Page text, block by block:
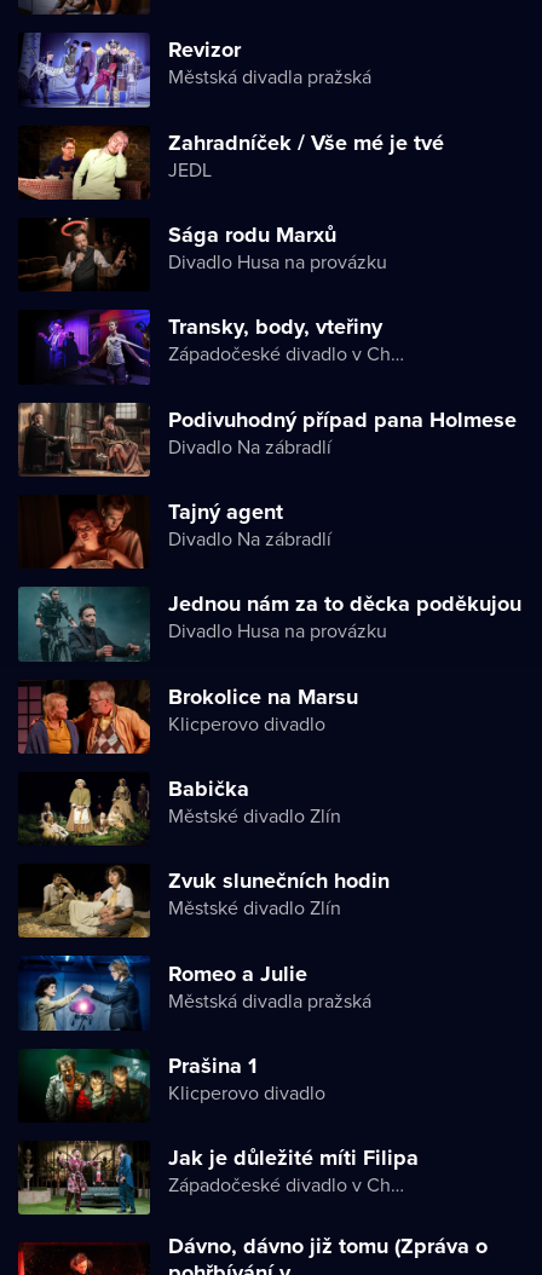
Revizor
Městská divadla pražská
Zahradníček / Vše mé je tvé
JEDL
Sága rodu Marxů
Divadlo Husa na provázku
Transky, body, vteřiny
Západočeské divadlo v Chebu
Podivuhodný případ pana Holmese
Divadlo Na zábradlí
Tajný agent
Divadlo Na zábradlí
Jednou nám za to děcka poděkujou
Divadlo Husa na provázku
Brokolice na Marsu
Klicperovo divadlo
Babička
Městské divadlo Zlín
Zvuk slunečních hodin
Městské divadlo Zlín
Romeo a Julie
Městská divadla pražská
Prašina 1
Klicperovo divadlo
Jak je důležité míti Filipa
Západočeské divadlo v Chebu
Dávno, dávno již tomu (Zpráva o